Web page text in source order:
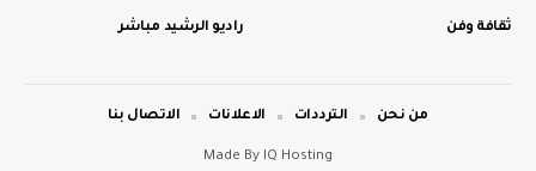
ثقافة وفن راديو الرشيد مباشر
Made By IQ Hosting
من نحن الترددات الاعلانات الاتصال بنا